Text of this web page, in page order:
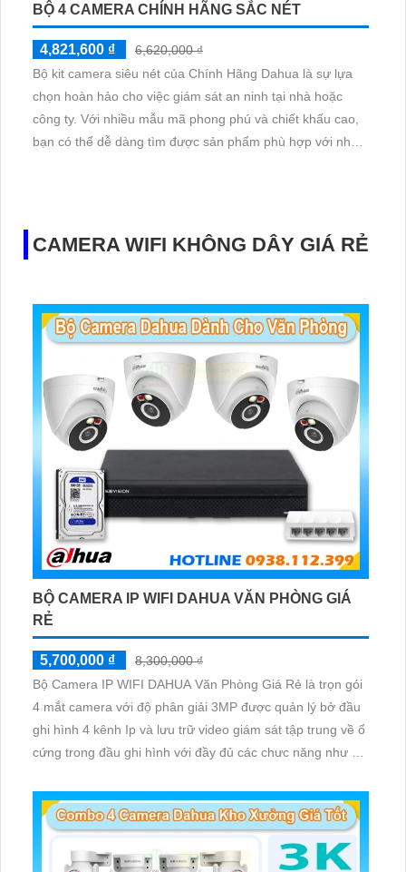
BỘ 4 CAMERA CHÍNH HÃNG SẮC NÉT
4,821,600 ₫
6,620,000 ₫
Bộ kit camera siêu nét của Chính Hãng Dahua là sự lựa
chọn hoàn hảo cho việc giám sát an ninh tại nhà hoặc
công ty. Với nhiều mẫu mã phong phú và chiết khấu cao,
bạn có thể dễ dàng tìm được sản phẩm phù hợp với nhu
CAMERA WIFI KHÔNG DÂY GIÁ RẺ
BỘ CAMERA IP WIFI DAHUA VĂN PHÒNG GIÁ
RẺ
5,700,000 ₫
8,300,000 ₫
Bộ Camera IP WIFI DAHUA Văn Phòng Giá Rẻ là trọn gói
4 mắt camera với độ phân giải 3MP được quản lý bở đầu
ghi hình 4 kênh Ip và lưu trữ video giám sát tập trung về ổ
cứng trong đầu ghi hình với đầy đủ các chưc năng như AI
giám sát có màu vào ban đêm